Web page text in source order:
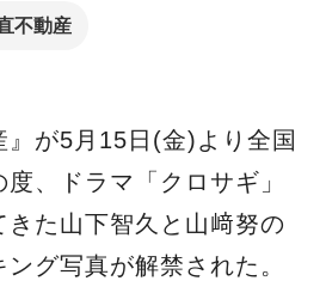
不動産
』が5月15日(金)より全国
、ドラマ「クロサギ」
きた山下智久と山﨑努の
グ写真が解禁された。